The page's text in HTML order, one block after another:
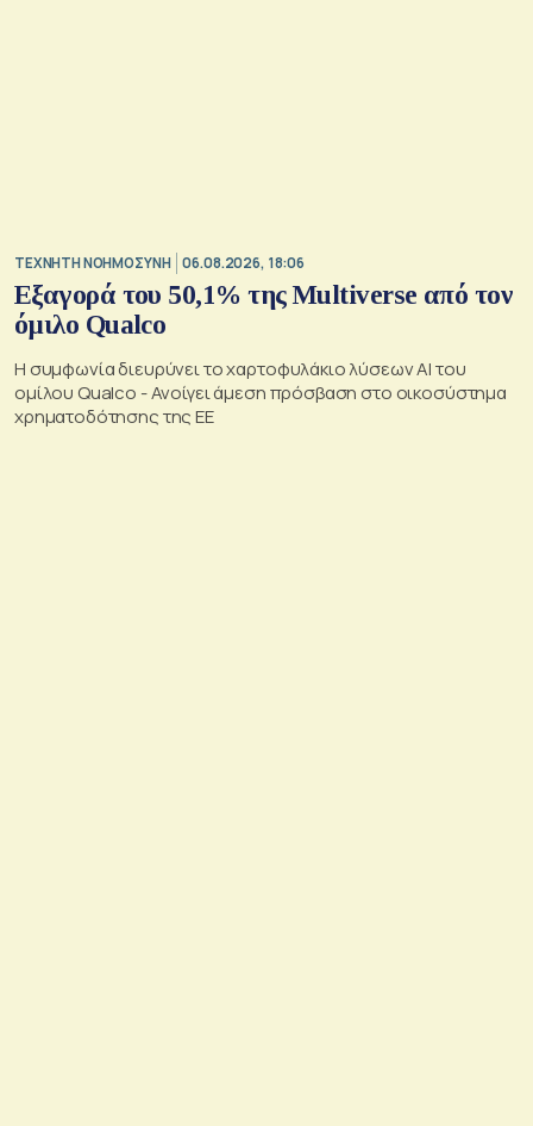
TΕΧΝΗΤΗ ΝΟΗΜΟΣΥΝΗ 06.08.2026, 18:06
Εξαγορά του 50,1% της Multiverse από τον
όμιλο Qualco
Η συμφωνία διευρύνει το χαρτοφυλάκιο λύσεων ΑΙ του
ομίλου Qualco - Ανοίγει άμεση πρόσβαση στο οικοσύστημα
χρηματοδότησης της ΕΕ